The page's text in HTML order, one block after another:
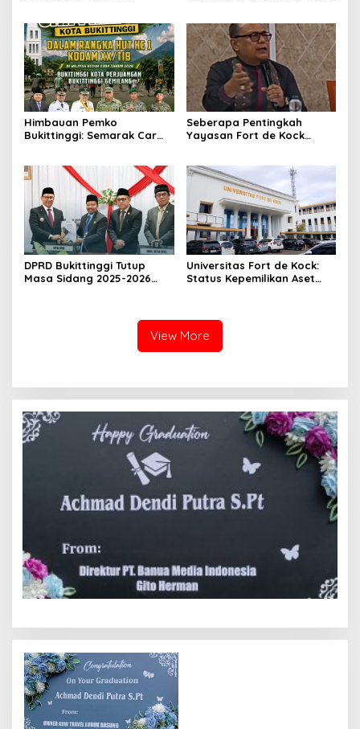
Himbauan Pemko
Bukittinggi: Semarak Car
Militer (KODAM) XX/Tuanku
Imam Bonjol
Seberapa Pentingkah
Yayasan Fort de Kock
Jam Gadang?
DPRD Bukittinggi Tutup
Masa Sidang 2025-2026
Universitas Fort de Kock:
Status Kepemilikan Aset
Nomor 2108/K/Pdt/2022
View More